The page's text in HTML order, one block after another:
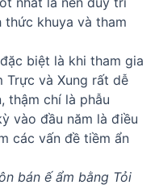
khuya và tham
biệt là khi tham gia
Trực và Xung rất dễ
thậm chí là phẫu
vào đầu năm là điều
các vấn đề tiềm ẩn
bán ế ẩm bằng Tỏi